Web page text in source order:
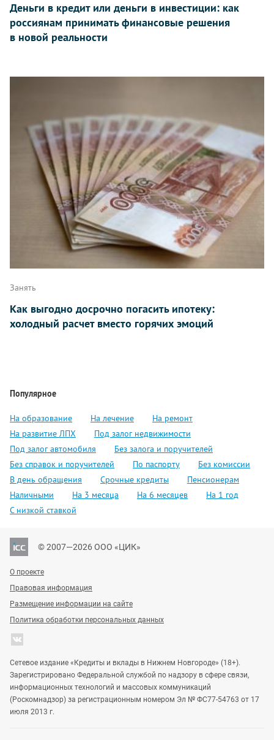
Деньги в кредит или деньги в инвестиции: как
россиянам принимать финансовые решения
в новой реальности
Занять
Как выгодно досрочно погасить ипотеку:
холодный расчет вместо горячих эмоций
Популярное
На образование На лечение
На ремонт
На развитие ЛПХ
Под залог недвижимости
Под залог автомобиля
Без залога и поручителей
Без справок и поручителей
По паспорту
Без комиссии
В день обращения
Срочные кредиты
Пенсионерам
Наличными
На 3 месяца На 6 месяцев
На 1 год
С низкой ставкой
© 2007—2026 ООО «ЦИК»
О проекте
Правовая информация
Размещение информации на сайте
Политика обработки персональных данных
Сетевое издание «Кредиты и вклады в Нижнем Новгороде» (18+).
Зарегистрировано Федеральной службой по надзору в сфере связи,
информационных технологий и массовых коммуникаций
(Роскомнадзор) за регистрационным номером Эл № ФС77-54763 от 17
июля 2013 г.